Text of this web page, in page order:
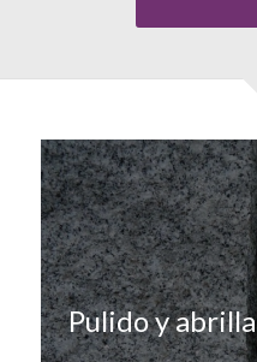
Pulido y